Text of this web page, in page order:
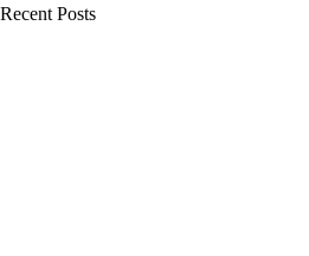
Recent Posts